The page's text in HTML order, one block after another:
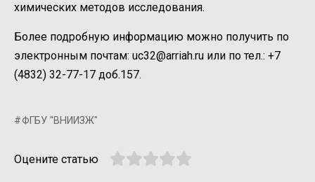
химических методов исследования.
Более подробную информацию можно получить по
электронным почтам: uc32@arriah.ru или по тел.: +7
(4832) 32-77-17 доб.157.
ФГБУ "ВНИИЗЖ"
Оцените статью